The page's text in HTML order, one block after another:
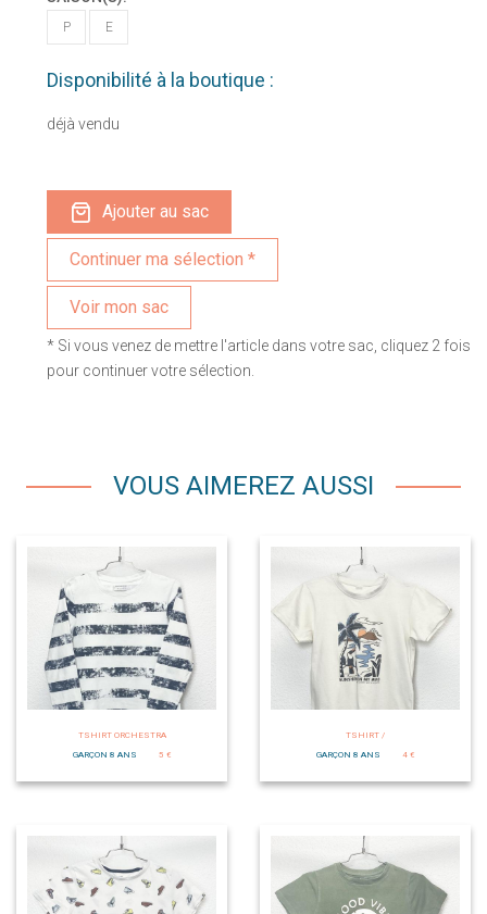
P E
Disponibilité à la boutique :
déjà vendu
Ajouter au sac
Voir mon sac
* Si vous venez de mettre l'article dans votre sac, cliquez 2 fois
pour continuer votre sélection.
VOUS AIMEREZ AUSSI
TSHIRT ORCHESTRA
GARÇON 8 ANS
5 €
TSHIRT /
GARÇON 8 ANS
4 €